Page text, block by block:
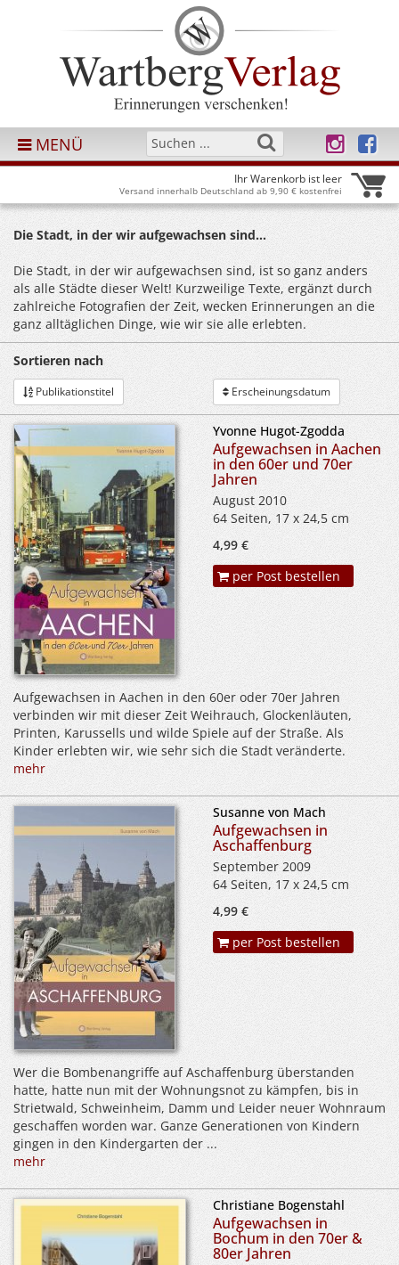
MENÜ
Ihr Warenkorb ist leer
Versand innerhalb Deutschland ab 9,90 € kostenfrei
Die Stadt, in der wir aufgewachsen sind...
Die Stadt, in der wir aufgewachsen sind, ist so ganz anders
als alle Städte dieser Welt! Kurzweilige Texte, ergänzt durch
zahlreiche Fotografien der Zeit, wecken Erinnerungen an die
ganz alltäglichen Dinge, wie wir sie alle erlebten.
Sortieren nach
Publikationstitel Erscheinungsdatum
Yvonne Hugot-Zgodda
Aufgewachsen in Aachen
in den 60er und 70er
Jahren
August 2010
64 Seiten, 17 x 24,5 cm
4,99 €
per Post bestellen
Aufgewachsen in Aachen in den 60er oder 70er Jahren
verbinden wir mit dieser Zeit Weihrauch, Glockenläuten,
Printen, Karussells und wilde Spiele auf der Straße. Als
Kinder erlebten wir, wie sehr sich die Stadt veränderte.
mehr
Susanne von Mach
Aufgewachsen in
Aschaffenburg
September 2009
64 Seiten, 17 x 24,5 cm
4,99 €
per Post bestellen
Wer die Bombenangriffe auf Aschaffenburg überstanden
hatte, hatte nun mit der Wohnungsnot zu kämpfen, bis in
Strietwald, Schweinheim, Damm und Leider neuer Wohnraum
geschaffen worden war. Ganze Generationen von Kindern
gingen in den Kindergarten der ...
mehr
Christiane Bogenstahl
Aufgewachsen in
Bochum in den 70er &
80er Jahren